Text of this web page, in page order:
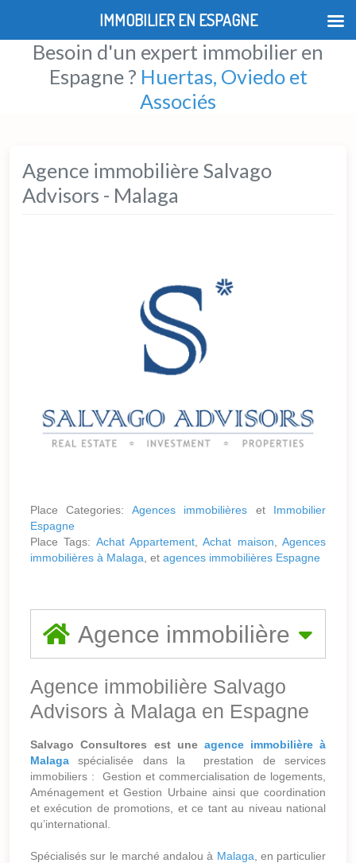
Besoin d'un expert immobilier en
Espagne ? Huertas, Oviedo et
Associés
Agence immobilière Salvago
Advisors - Malaga
Place Categories: Agences immobilières et Immobilier
Espagne
Place Tags: Achat Appartement ,Achat maison ,Agences
immobilières à Malaga , et agences immobilières Espagne
Agence immobilière
Agence immobilière Salvago
Advisors à Malaga en Espagne
Salvago Consultores est une agence immobilière à
Malaga spécialisée dans la prestation de services
immobiliers : Gestion et commercialisation de logements,
Aménagement et Gestion Urbaine ainsi que coordination
et exécution de promotions, et ce tant au niveau national
qu’international.
Spécialisés sur le marché andalou à Malaga , en particulier
IMMOBILIER EN ESPAGNE